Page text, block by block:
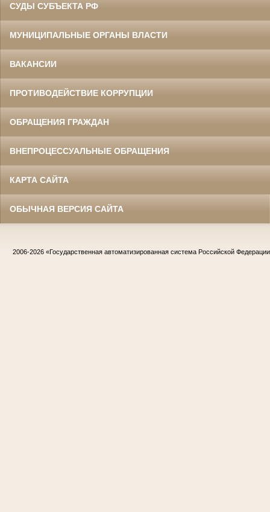
СУДЫ СУБЪЕКТА РФ
МУНИЦИПАЛЬНЫЕ ОРГАНЫ ВЛАСТИ
ВАКАНСИИ
ПРОТИВОДЕЙСТВИЕ КОРРУПЦИИ
ОБРАЩЕНИЯ ГРАЖДАН
ВНЕПРОЦЕССУАЛЬНЫЕ ОБРАЩЕНИЯ
КАРТА САЙТА
ОБЫЧНАЯ ВЕРСИЯ САЙТА
2006-2026 «Государственная автоматизированная система Российской